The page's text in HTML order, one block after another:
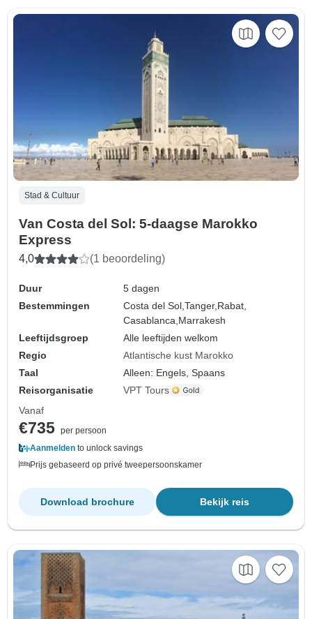
Stad & Cultuur
Van Costa del Sol: 5-daagse Marokko
Express
4,0 (1 beoordeling)
Duur
5 dagen
Bestemmingen
Costa del Sol,Tanger, Rabat,
Casablanca, Marrakesh
Leeftijdsgroep
Alle leeftijden welkom
Regio
Atlantische kust Marokko
Taal
Alleen: Engels, Spaans
Reisorganisatie
VPT Tours
Vanaf
€735 per persoon
Aanmelden to unlock savings
Prijs gebaseerd op privé tweepersoonskamer
Bekijk reis
Download brochure